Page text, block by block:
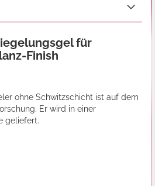
für
Finish
ohne Schwitzschicht ist auf dem
Er wird in einer
geliefert.